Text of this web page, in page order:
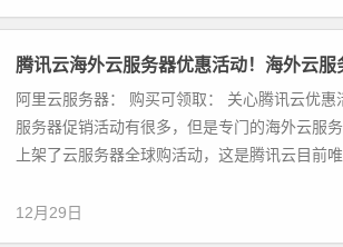
腾讯云海外云服务器优惠活动！海外云服
阿里云服务器： 购买可领取： 关心腾讯云优
服务器促销活动有很多，但是专门的海外云服
上架了云服务器全球购活动，这是腾讯云目前
12月29日